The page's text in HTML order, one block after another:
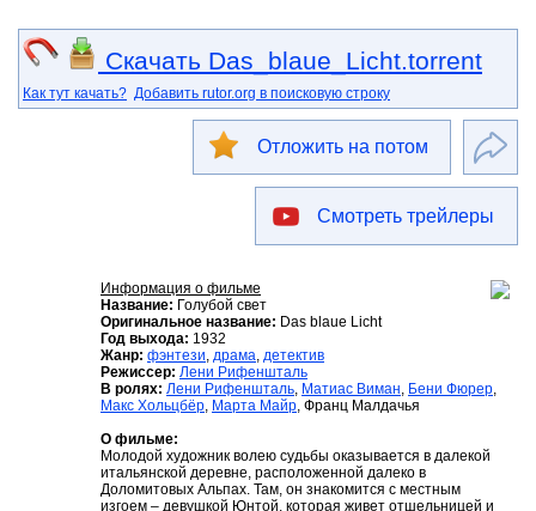
Скачать Das_blaue_Licht.torrent
Как тут качать? Добавить rutor.org в поисковую строку
Отложить на потом
Смотреть трейлеры
Информация о фильме
Название: Голубой свет
Оригинальное название: Das blaue Licht
Год выхода: 1932
Жанр: фэнтези, драма, детектив
Режиссер: Лени Рифеншталь
В ролях: Лени Рифеншталь, Матиас Виман, Бени Фюрер,
Макс Хольцбёр, Марта Майр, Франц Малдачья
О фильме:
Молодой художник волею судьбы оказывается в далекой
итальянской деревне, расположенной далеко в
Доломитовых Альпах. Там, он знакомится с местным
изгоем – девушкой Юнтой, которая живет отшельницей и